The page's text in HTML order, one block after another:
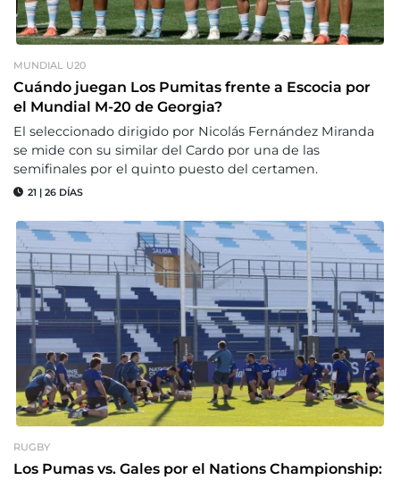
MUNDIAL U20
Cuándo juegan Los Pumitas frente a Escocia por
el Mundial M-20 de Georgia?
El seleccionado dirigido por Nicolás Fernández Miranda
se mide con su similar del Cardo por una de las
semifinales por el quinto puesto del certamen.
21 | 26 DÍAS
RUGBY
Los Pumas vs. Gales por el Nations Championship: